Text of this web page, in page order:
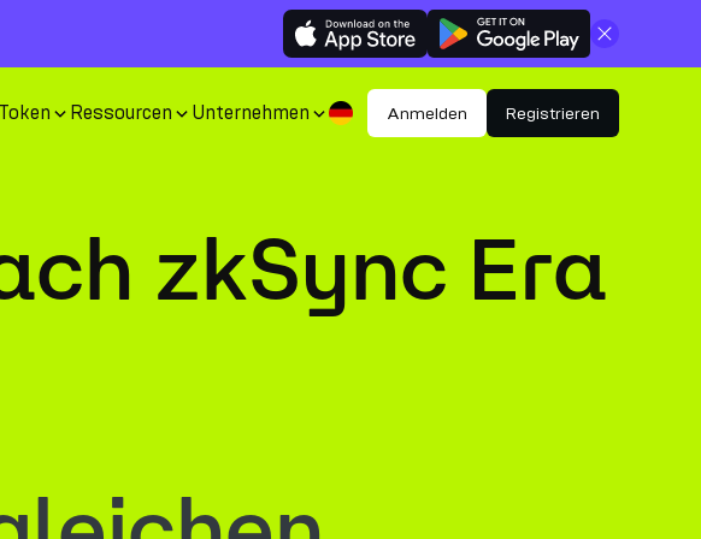
Schließen
Ressourcen Unternehmen Anmelden Registrieren
zkSync Era